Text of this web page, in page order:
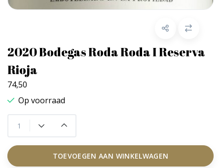
2020 Bodegas Roda Roda I Reserva
Rioja
74,50
Op voorraad
TOEVOEGEN AAN WINKELWAGEN